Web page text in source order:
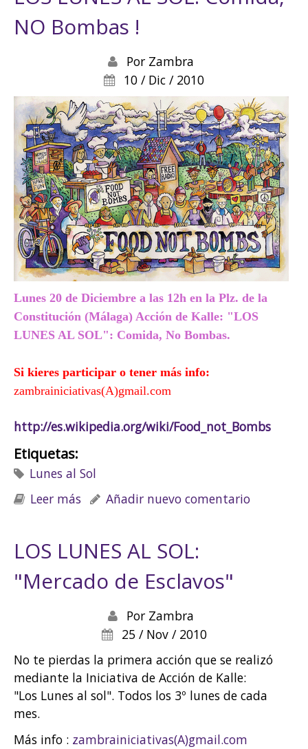
NO Bombas !
Por Zambra
10 / Dic / 2010
Lunes 20 de Diciembre a las 12h en la Plz. de la
Constitución (Málaga) Acción de Kalle: "LOS
LUNES AL SOL": Comida, No Bombas.
Si kieres participar o tener más info:
zambrainiciativas(A)gmail.com
http://es.wikipedia.org/wiki/Food_not_Bombs
Etiquetas:
Lunes al Sol
Leer más sobre LOS LUNES AL SOL: Comida, NO
Añadir nuevo comentario
LOS LUNES AL SOL:
"Mercado de Esclavos"
Por Zambra
25 / Nov / 2010
No te pierdas la primera acción que se realizó
mediante la Iniciativa de Acción de Kalle:
"Los Lunes al sol". Todos los 3º lunes de cada
mes.
Más info : zambrainiciativas(A)gmail.com